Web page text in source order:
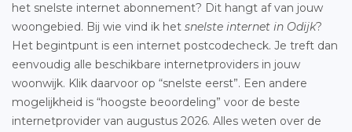
het snelste internet abonnement? Dit hangt af van jouw
woongebied. Bij wie vind ik het snelste internet in Odijk?
Het begintpunt is een internet postcodecheck. Je treft dan
eenvoudig alle beschikbare internetproviders in jouw
woonwijk. Klik daarvoor op “snelste eerst”. Een andere
mogelijkheid is “hoogste beoordeling” voor de beste
internetprovider van augustus 2026. Alles weten over de